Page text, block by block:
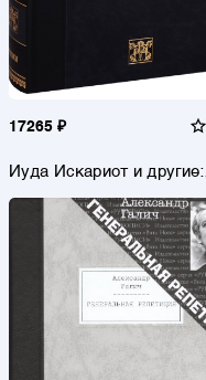
17265 ₽
Иуда Искариот и другие: